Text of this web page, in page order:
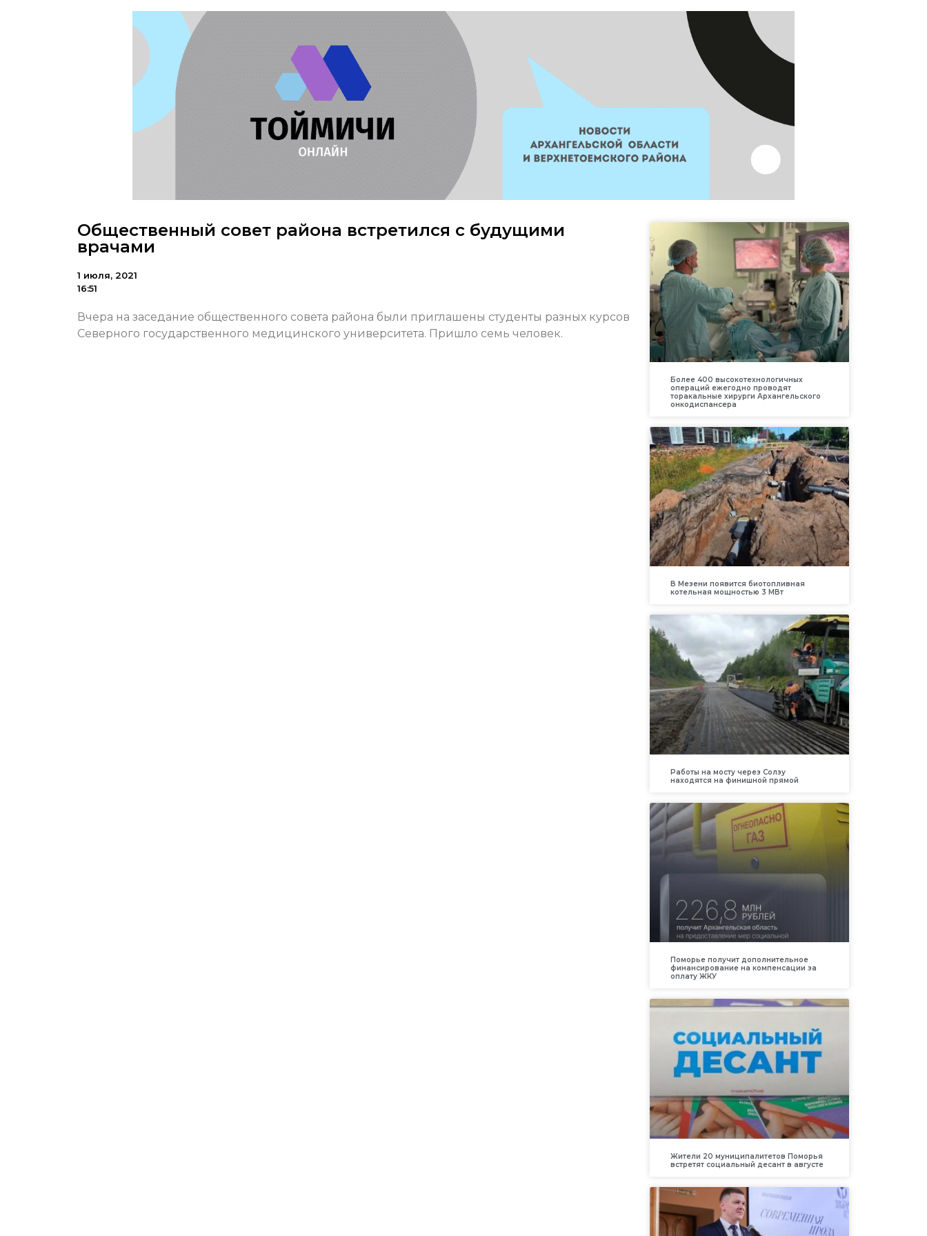
Общественный совет района встретился с будущими
врачами
1 июля, 2021
16:51
Вчера на заседание общественного совета района были приглашены студенты разных курсов
Северного государственного медицинского университета. Пришло семь человек.
Более 400 высокотехнологичных
операций ежегодно проводят
торакальные хирурги Архангельского
онкодиспансера
В Мезени появится биотопливная
котельная мощностью 3 МВт
Работы на мосту через Солзу
находятся на финишной прямой
Поморье получит дополнительное
финансирование на компенсации за
оплату ЖКУ
Жители 20 муниципалитетов Поморья
встретят социальный десант в августе